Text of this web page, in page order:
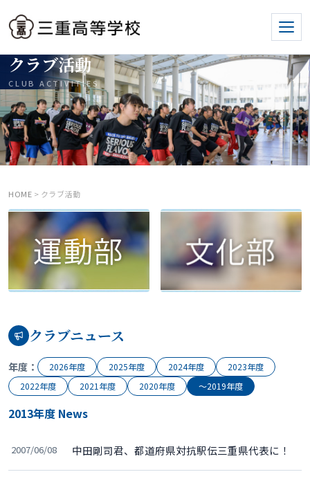
クラブ活動
CLUB ACTIVITIES
HOME > クラブ活動
クラブニュース
年度： 2026年度 2025年度 2024年度
2023年度
2022年度
2021年度 2020年度 〜2019年度
2013年度 News
2007/06/08 中田剛司君、都道府県対抗駅伝三重県代表に！